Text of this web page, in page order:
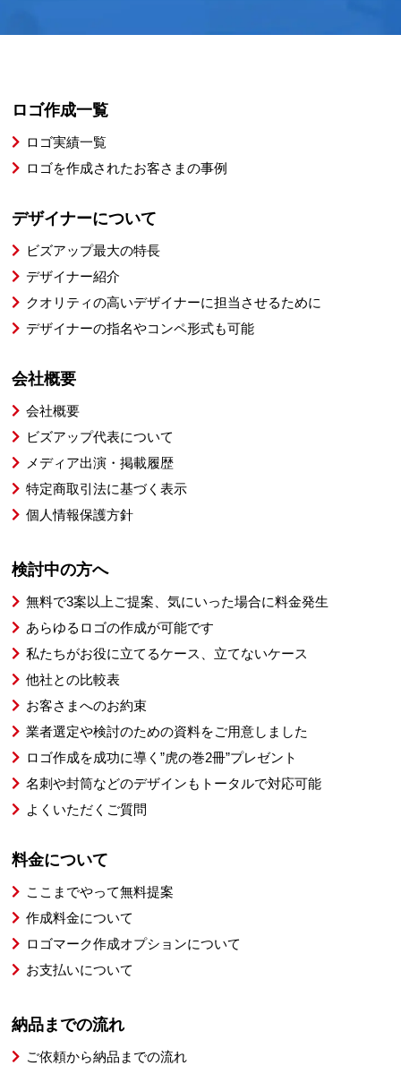
ロゴ作成一覧
ロゴ実績一覧
ロゴを作成されたお客さまの事例
デザイナーについて
ビズアップ最大の特長
デザイナー紹介
クオリティの高いデザイナーに担当させるために
デザイナーの指名やコンペ形式も可能
会社概要
会社概要
ビズアップ代表について
メディア出演・掲載履歴
特定商取引法に基づく表示
個人情報保護方針
検討中の方へ
無料で3案以上ご提案、気にいった場合に料金発生
あらゆるロゴの作成が可能です
私たちがお役に立てるケース、立てないケース
他社との比較表
お客さまへのお約束
業者選定や検討のための資料をご用意しました
ロゴ作成を成功に導く”虎の巻2冊”プレゼント
名刺や封筒などのデザインもトータルで対応可能
よくいただくご質問
料金について
ここまでやって無料提案
作成料金について
ロゴマーク作成オプションについて
お支払いについて
納品までの流れ
ご依頼から納品までの流れ